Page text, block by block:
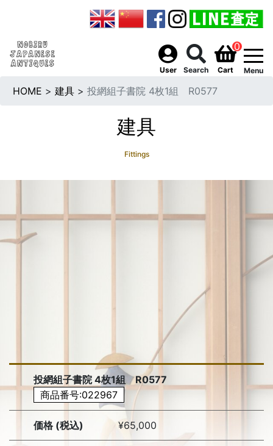
User Search
0
Cart Menu
HOME > 建具 > 投網組子書院 4枚1組 R0577
建具
Fittings
投網組子書院 4枚1組 R0577
商品番号:022967
価格 (税込) ¥65,000